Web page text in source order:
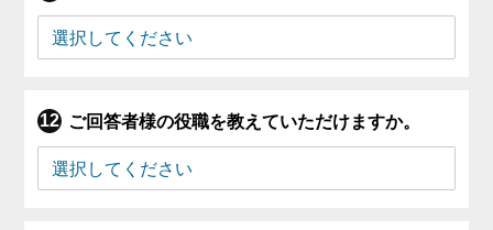
ご回答者様の役職を教えていただけますか。